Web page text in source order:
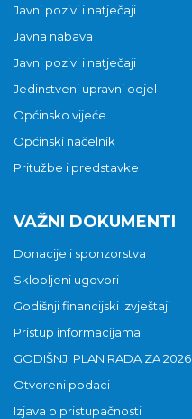
Javni pozivi i natječaji
Javna nabava
Javni pozivi i natječaji
Jedinstveni upravni odjel
Općinsko vijeće
Općinski načelnik
Pritužbe i predstavke
VAŽNI DOKUMENTI
Donacije i sponzorstva
Sklopljeni ugovori
Godišnji financijski izvještaji
Pristup informacijama
GODIŠNJI PLAN RADA ZA 2026
Otvoreni podaci
Izjava o pristupačnosti